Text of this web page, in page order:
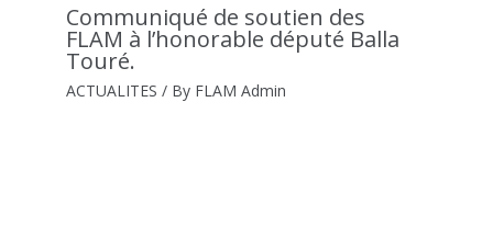
Communiqué de soutien des
FLAM à l’honorable député Balla
Touré.
ACTUALITES / By FLAM Admin